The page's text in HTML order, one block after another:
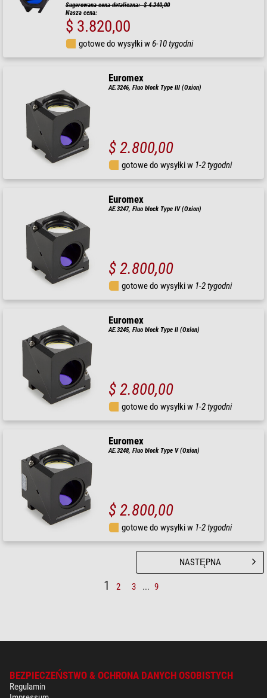
Sugerowana cena detaliczna: $ 4.240,00
Nasza cena:
$ 3.820,00
gotowe do wysyłki w6-10 tygodni
Euromex
AE.3246, Fluo block Type III (Oxion)
$ 2.800,00
gotowe do wysyłki w 1-2 tygodni
Euromex
AE.3247, Fluo block Type IV (Oxion)
$ 2.800,00
gotowe do wysyłki w 1-2 tygodni
Euromex
AE.3245, Fluo block Type II (Oxion)
$ 2.800,00
gotowe do wysyłki w 1-2 tygodni
Euromex
AE.3248, Fluo block Type V (Oxion)
$ 2.800,00
gotowe do wysyłki w 1-2 tygodni
1 2 3 ... 9
NASTĘPNA
BEZPIECZEŃSTWO & OCHRONA DANYCH OSOBISTYCH
Regulamin